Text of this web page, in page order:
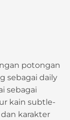
potongan
sebagai daily
sebagai
kain subtle-
karakter